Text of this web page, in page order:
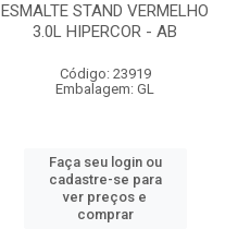
ESMALTE STAND VERMELHO
3.0L HIPERCOR - AB
Código: 23919
Embalagem: GL
Faça seu login ou
cadastre-se para
ver preços e
comprar